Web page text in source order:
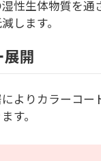
性生体物質を通
します。
開
よりカラーコー
す。